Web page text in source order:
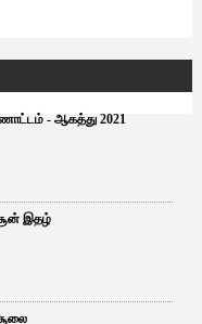
- ஆகத்து 2021
இதழ்